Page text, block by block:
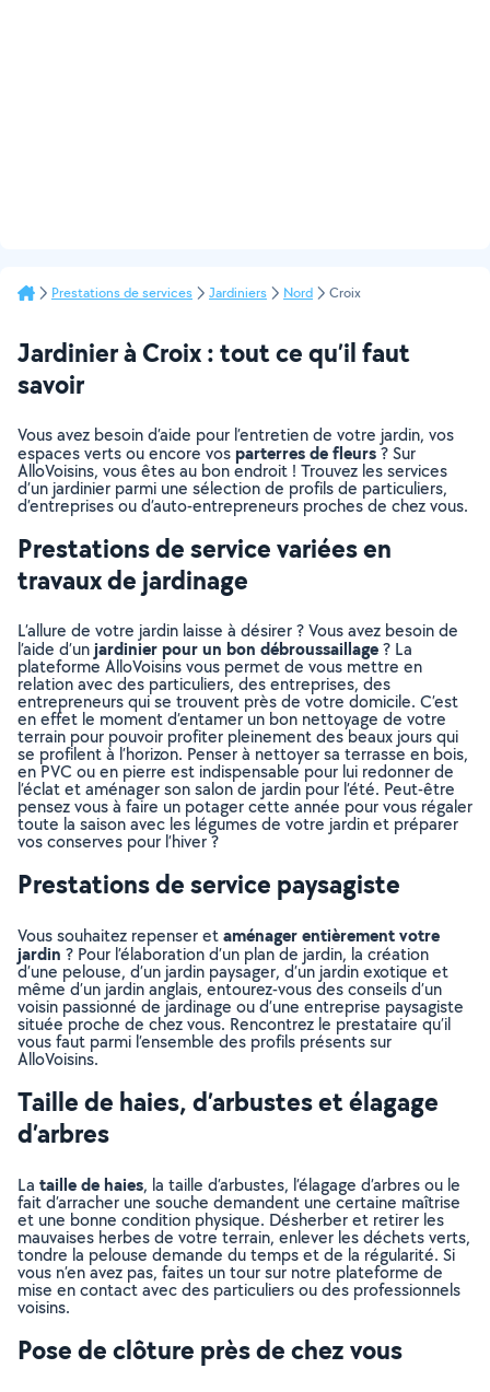
Prestations de services Jardiniers Nord Croix
Jardinier à Croix : tout ce qu’il faut
savoir
Vous avez besoin d’aide pour l’entretien de votre jardin, vos
espaces verts ou encore vosparterres de fleurs? Sur
AlloVoisins, vous êtes au bon endroit ! Trouvez les services
d’un jardinier parmi une sélection de profils de particuliers,
d’entreprises ou d’auto-entrepreneurs proches de chez vous.
Prestations de service variées en
travaux de jardinage
L’allure de votre jardin laisse à désirer ? Vous avez besoin de
l’aide d’unjardinier pour un bon débroussaillage? La
plateforme AlloVoisins vous permet de vous mettre en
relation avec des particuliers, des entreprises, des
entrepreneurs qui se trouvent près de votre domicile. C’est
en effet le moment d’entamer un bon nettoyage de votre
terrain pour pouvoir profiter pleinement des beaux jours qui
se profilent à l’horizon. Penser à nettoyer sa terrasse en bois,
en PVC ou en pierre est indispensable pour lui redonner de
l’éclat et aménager son salon de jardin pour l’été. Peut-être
pensez vous à faire un potager cette année pour vous régaler
toute la saison avec les légumes de votre jardin et préparer
vos conserves pour l’hiver ?
Prestations de service paysagiste
Vous souhaitez repenser etaménager entièrement votre
jardin ? Pour l’élaboration d’un plan de jardin, la création
d’une pelouse, d’un jardin paysager, d’un jardin exotique et
même d’un jardin anglais, entourez-vous des conseils d’un
voisin passionné de jardinage ou d’une entreprise paysagiste
située proche de chez vous. Rencontrez le prestataire qu’il
vous faut parmi l’ensemble des profils présents sur
AlloVoisins.
Taille de haies, d’arbustes et élagage
d’arbres
La taille de haies, la taille d’arbustes, l’élagage d’arbres ou le
fait d’arracher une souche demandent une certaine maîtrise
et une bonne condition physique. Désherber et retirer les
mauvaises herbes de votre terrain, enlever les déchets verts,
tondre la pelouse demande du temps et de la régularité. Si
vous n’en avez pas, faites un tour sur notre plateforme de
mise en contact avec des particuliers ou des professionnels
voisins.
Pose de clôture près de chez vous